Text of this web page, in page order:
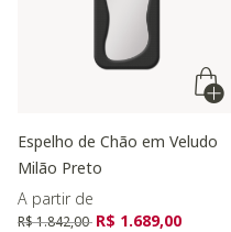
Espelho de Chão em Veludo
Milão Preto
A partir de
Preço reduzido de
R$ 1.842,00 para
R$ 1.689,00